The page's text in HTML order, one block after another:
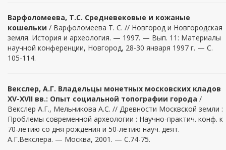
Варфоломеева, Т.С. Средневековые и кожаные
кошельки / Варфоломеева Т. С. // Новгород и Новгородская
земля. История и археология. — 1997. — Вып. 11: Материалы
научной конференции, Новгород, 28-30 января 1997 г. — С.
105-114.
Векслер, А.Г. Владельцы монетных московских кладов
XV-XVII вв.: Опыт социальной топографии города /
Векслер А.Г., Мельникова А.С. // Древности Москвской земли :
Проблемы современной археологии : Научно-практич. конф. к
70-летию со дня рождения и 50-летию науч. деят.
А.Г.Векслера. — Москва, 2001. — С.74-75.